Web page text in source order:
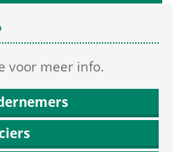
voor meer info.